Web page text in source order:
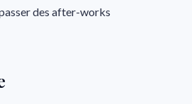
des after-works